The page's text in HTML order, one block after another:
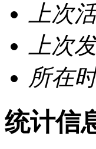
上次
上次
所在
统计信